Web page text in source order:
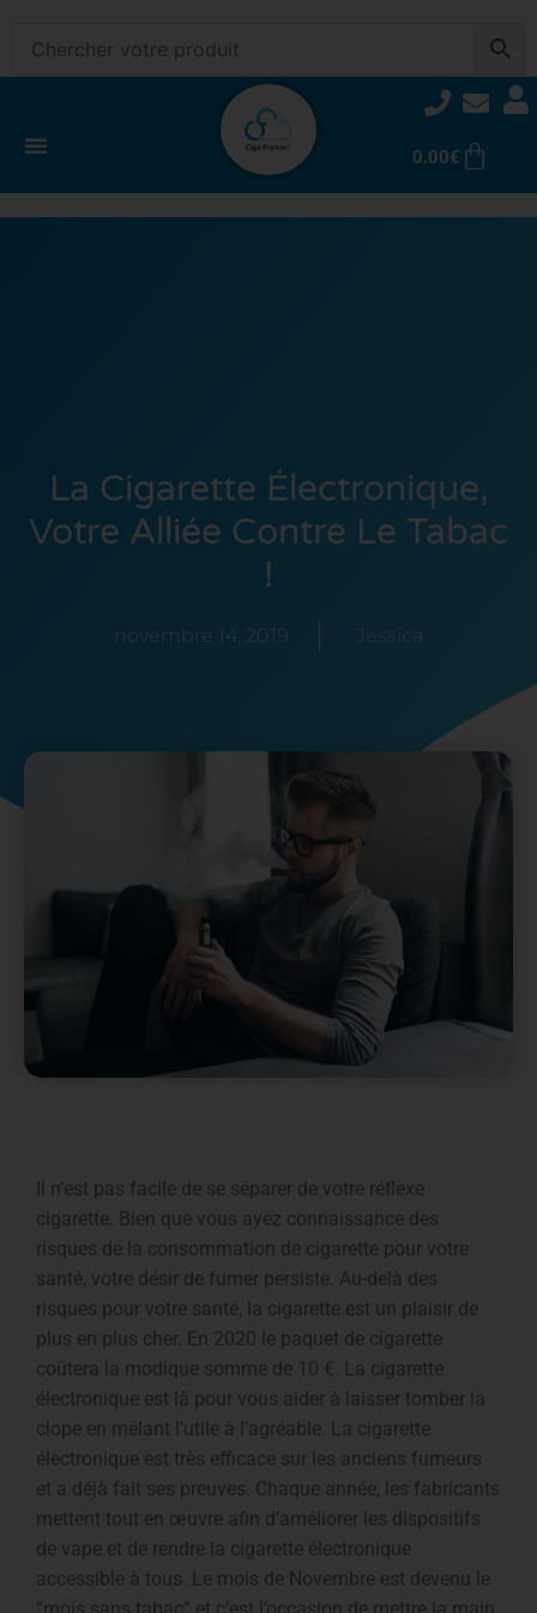
0.00€
La Cigarette Électronique,
Votre Alliée Contre Le Tabac
!
novembre 14, 2019 Jessica
Il n’est pas facile de se séparer de votre réflexe
cigarette. Bien que vous ayez connaissance des
risques de la consommation de cigarette pour votre
santé, votre désir de fumer persiste. Au-delà des
risques pour votre santé, la cigarette est un plaisir de
plus en plus cher. En 2020 le paquet de cigarette
coûtera la modique somme de 10 €. La cigarette
électronique est là pour vous aider à laisser tomber la
clope en mêlant l’utile à l’agréable. La cigarette
électronique est très efficace sur les anciens fumeurs
et a déjà fait ses preuves. Chaque année, les fabricants
mettent tout en œuvre afin d’améliorer les dispositifs
de vape et de rendre la cigarette électronique
accessible à tous. Le mois de Novembre est devenu le